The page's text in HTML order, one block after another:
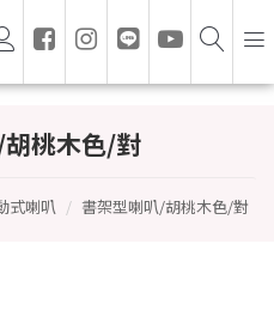
- WHARFEDALE
桃木色/對
式喇叭 書架型喇叭/胡桃木色/對